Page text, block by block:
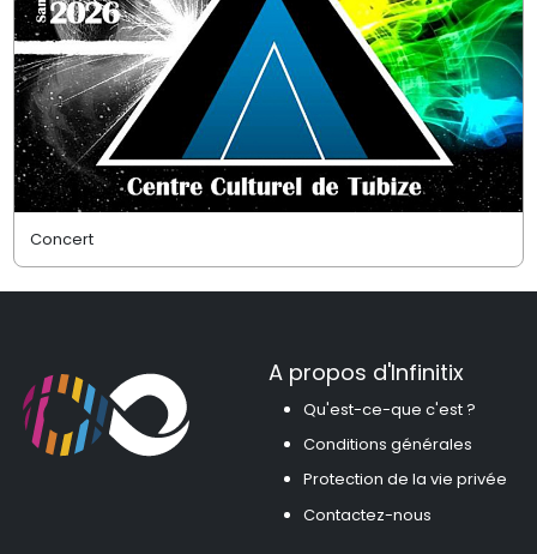
Concert
A propos d'Infinitix
Qu'est-ce-que c'est ?
Conditions générales
Protection de la vie privée
Contactez-nous